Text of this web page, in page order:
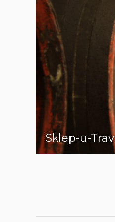
Sklep-u-